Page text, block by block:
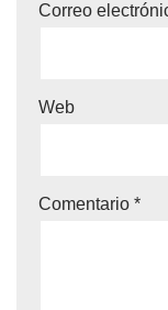
Correo
Web
Comentario *